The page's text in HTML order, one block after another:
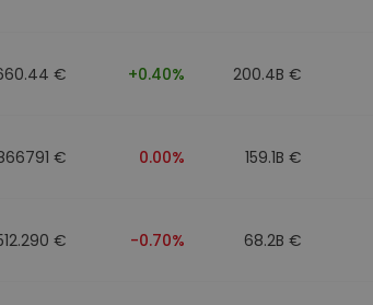
€ +0.40% 200.4B €
€ 0.00% 159.1B €
€ -0.70% 68.2B €